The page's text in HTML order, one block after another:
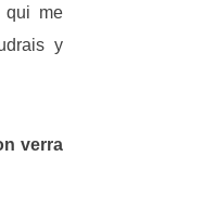
qui me
y
verra